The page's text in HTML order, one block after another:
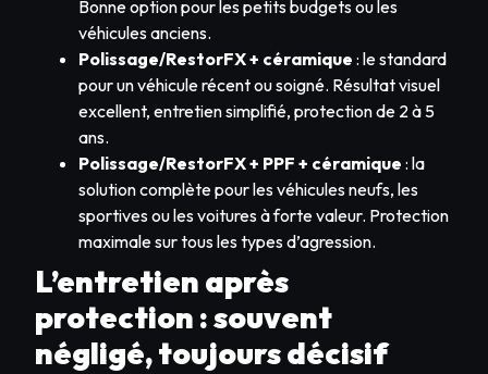
Bonne option pour les petits budgets ou les
véhicules anciens.
Polissage/RestorFX + céramique : le standard
pour un véhicule récent ou soigné. Résultat visuel
excellent, entretien simplifié, protection de 2 à 5
ans.
Polissage/RestorFX + PPF + céramique : la
solution complète pour les véhicules neufs, les
sportives ou les voitures à forte valeur. Protection
maximale sur tous les types d’agression.
L’entretien après
protection : souvent
négligé, toujours décisif